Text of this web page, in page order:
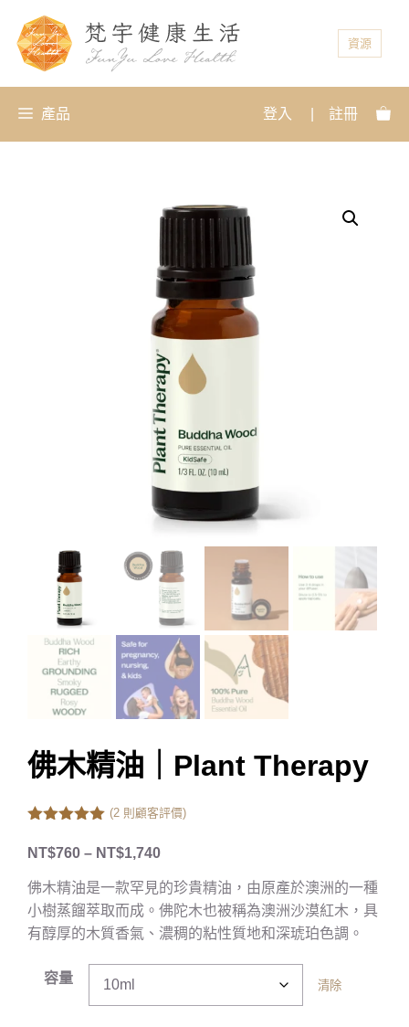
資源
產品 登入 註冊
佛木精油｜Plant Therapy
5
(2 則顧客評價)
NT$760 – NT$1,740
佛木精油是一款罕見的珍貴精油，由原產於澳洲的一種
小樹蒸餾萃取而成。佛陀木也被稱為澳洲沙漠紅木，具
有醇厚的木質香氣、濃稠的粘性質地和深琥珀色調。
容量 清除